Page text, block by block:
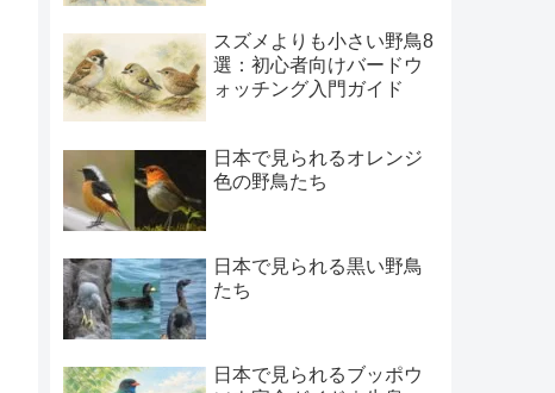
スズメよりも小さい野鳥8
選：初心者向けバードウ
ォッチング入門ガイド
日本で見られるオレンジ
色の野鳥たち
日本で見られる黒い野鳥
たち
日本で見られるブッポウ